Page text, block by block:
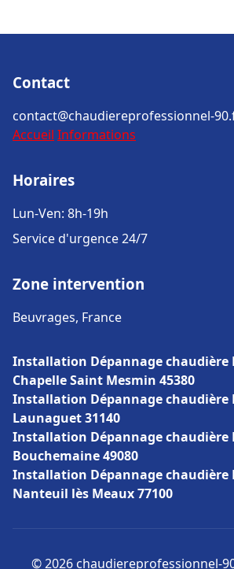
Contact
contact@chaudiereprofessionnel-
Accueil Informations
Horaires
Lun-Ven: 8h-19h
Service d'urgence 24/7
Zone intervention
Beuvrages, France
Installation Dépannage chaudière
Chapelle Saint Mesmin 45380
Installation Dépannage chaudière
Launaguet 31140
Installation Dépannage chaudière
Bouchemaine 49080
Installation Dépannage chaudière
Nanteuil lès Meaux 77100
© 2026 chaudiereprofessionnel-